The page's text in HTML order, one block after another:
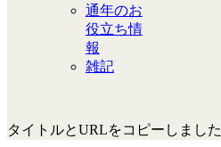
通年のお
役立ち情
報
雑記
タイトルとURLをコピーしました